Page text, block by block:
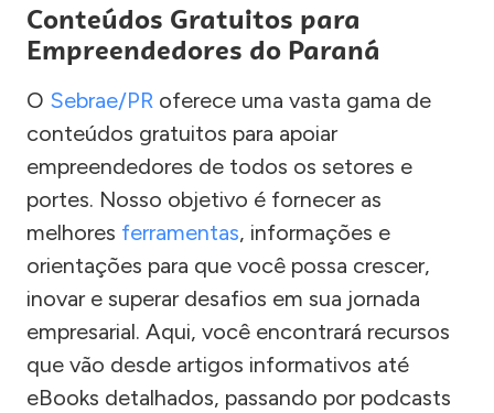
Conteúdos Gratuitos para
Empreendedores do Paraná
O Sebrae/PR oferece uma vasta gama de
conteúdos gratuitos para apoiar
empreendedores de todos os setores e
portes. Nosso objetivo é fornecer as
melhores ferramentas, informações e
orientações para que você possa crescer,
inovar e superar desafios em sua jornada
empresarial. Aqui, você encontrará recursos
que vão desde artigos informativos até
eBooks detalhados, passando por podcasts